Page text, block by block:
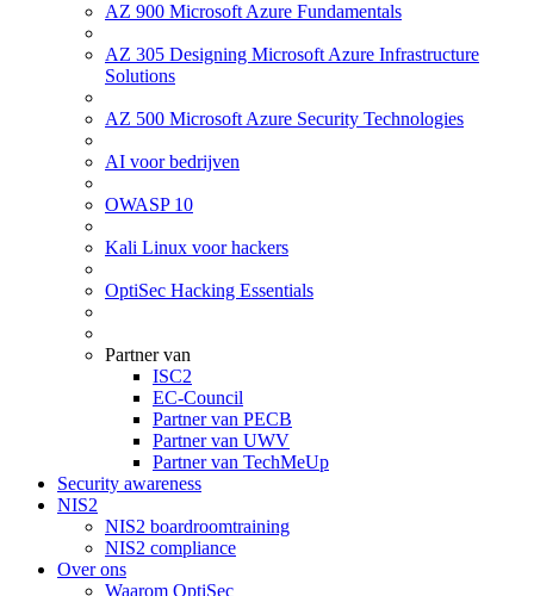
AZ 900 Microsoft Azure Fundamentals
AZ 305 Designing Microsoft Azure Infrastructure
Solutions
AZ 500 Microsoft Azure Security Technologies
AI voor bedrijven
OWASP 10
Kali Linux voor hackers
OptiSec Hacking Essentials
Partner van
ISC2
EC-Council
Partner van PECB
Partner van UWV
Partner van TechMeUp
Security awareness
NIS2
NIS2 boardroomtraining
NIS2 compliance
Over ons
Waarom OptiSec